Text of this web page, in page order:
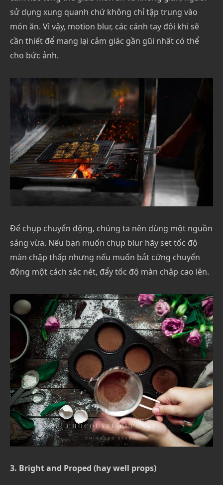
sử dụng xung quanh chứ không chỉ tập trung vào
món ăn. Vì vậy, motion blur, các cánh tay đôi khi sẽ
cần thiết để mang lại cảm giác gần gũi nhất có thể
cho bức ảnh.
Để chụp chuyển động, chúng ta nên dùng một nguồn
sáng vừa. Nếu bạn muốn chụp blur hãy set tốc độ
màn chập thấp nhưng nếu muốn bắt cứng chuyển
động một cách sắc nét, đẩy tốc độ màn chập cao lên.
3. Bright and Proped (hay well props)